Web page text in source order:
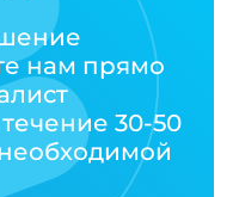
нам прямо
30-50